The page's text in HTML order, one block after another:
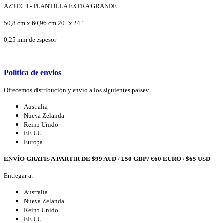
AZTEC I - PLANTILLA EXTRA GRANDE
50,8 cm x 60,96 cm 20 "x 24"
0,25 mm de espesor
Politica de envios
Ofrecemos distribución y envío a los siguientes países:
Australia
Nueva Zelanda
Reino Unido
EE.UU
Europa
ENVÍO GRATIS A PARTIR DE $99 AUD / £50 GBP / €60 EURO / $65 USD
Entregar a:
Australia
Nueva Zelanda
Reino Unido
EE.UU